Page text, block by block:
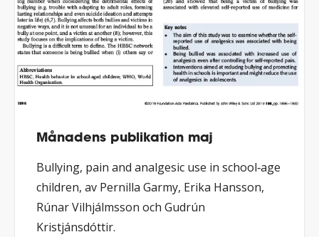
Månadens publikation maj
Bullying, pain and analgesic use in school‐age
children, av Pernilla Garmy, Erika Hansson,
Rúnar Vilhjálmsson och Gudrún
Kristjánsdóttir.